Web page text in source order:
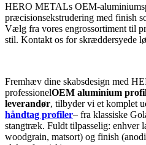
HERO METALs OEM-
præcisionsekstrudering med finish
Vælg fra vores engrossortiment til
stil. Kontakt os for skræddersyede
Fremhæv dine skabsdesign med
professionelOEM aluminium
leverandør, tilbyder vi et komplet
håndtag profiler– fra klassiske
stangtræk. Fuldt tilpasselig: enhver
woodgrain, matsort) og finish